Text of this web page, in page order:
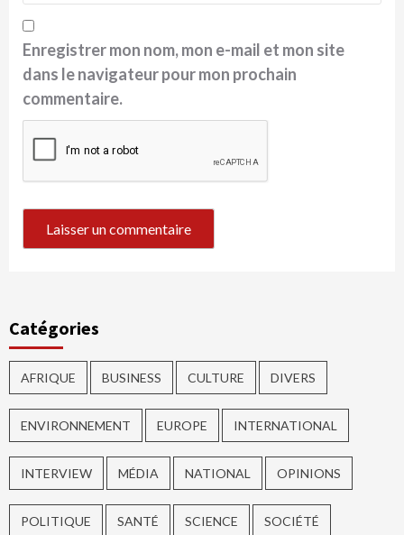
Enregistrer mon nom, mon e-mail et mon site
dans le navigateur pour mon prochain
commentaire.
Catégories
AFRIQUE BUSINESS CULTURE DIVERS
ENVIRONNEMENT EUROPE INTERNATIONAL
INTERVIEW MÉDIA NATIONAL OPINIONS
POLITIQUE SANTÉ SCIENCE SOCIÉTÉ